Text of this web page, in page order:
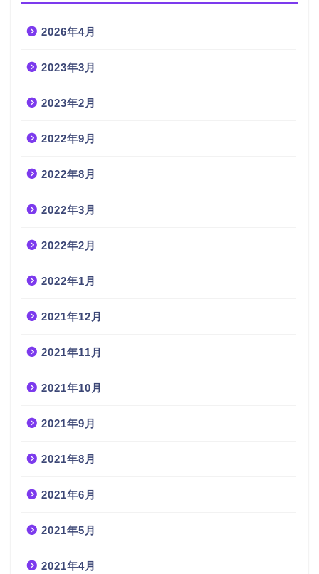
2026年4月
2023年3月
2023年2月
2022年9月
2022年8月
2022年3月
2022年2月
2022年1月
2021年12月
2021年11月
2021年10月
2021年9月
2021年8月
2021年6月
2021年5月
2021年4月